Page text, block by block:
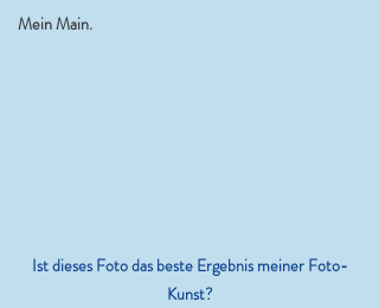
Mein Main.
Ist dieses Foto das beste Ergebnis meiner Foto-
Kunst?